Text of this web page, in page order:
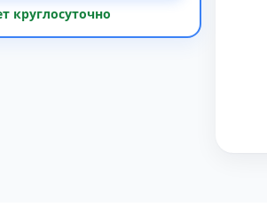
круглосуточно